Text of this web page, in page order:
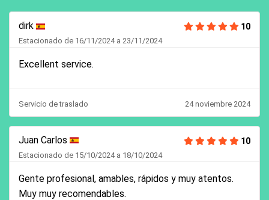
dirk 10
Estacionado de 16/11/2024 a 23/11/2024
Excellent service.
Servicio de traslado 24 noviembre 2024
Juan Carlos 10
Estacionado de 15/10/2024 a 18/10/2024
Gente profesional, amables, rápidos y muy atentos.
Muy muy recomendables.